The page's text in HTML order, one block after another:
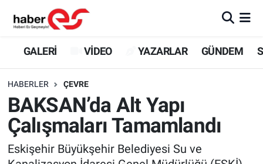
GALERİ VİDEO YAZARLAR GÜNDEM
HABERLER ÇEVRE
BAKSAN’da Alt Yapı
Çalışmaları Tamamlandı
Eskişehir Büyükşehir Belediyesi Su ve
GALERİ
YAZARLAR
GÜNDEM
Eskişehir Nöbetçi Eczaneler
Eskişehir Trafik Yoğunluk Haritası
Süper Lig Puan Durumu ve Fikstür